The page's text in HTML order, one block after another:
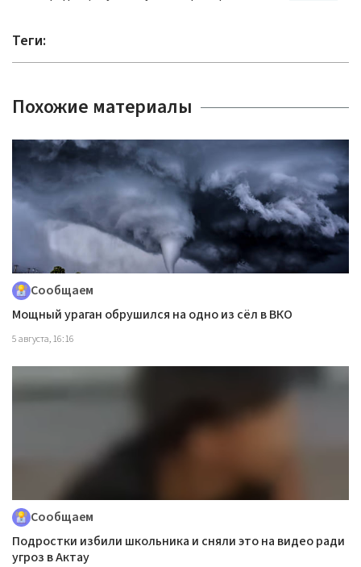
Теги:
Похожие материалы
Сообщаем
Мощный ураган обрушился на одно из сёл в ВКО
5 августа, 16:16
Сообщаем
Подростки избили школьника и сняли это на видео ради
угроз в Актау